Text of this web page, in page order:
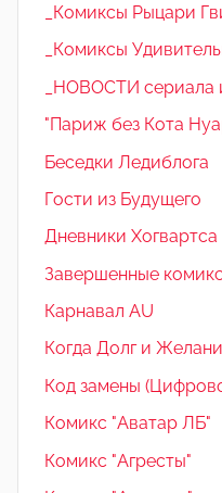
_Комиксы Рыцари
_Комиксы
_НОВОСТИ сериала
"Париж без Кота
Беседки Ледиблога
Гости из Будущего
Дневники Хогвартса
Завершенные
Карнавал AU
Когда Долг и
Код замены
Комикс "Аватар ЛБ"
Комикс "Агресты"